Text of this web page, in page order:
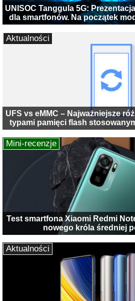
UNISOC Tanggula 5G:
dla smartfonów. Na początek
UFS vs eMMC – Najważniejsze
typami pamięci flash
Aktualności
Test smartfona Xiaomi Redmi
nowego króla średniej
Mini-recenzje
Aktualności